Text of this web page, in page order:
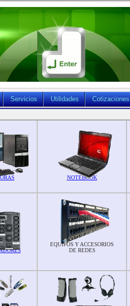
Servicios Utilidades Cotizaciones
NOTEBOOK
EQUIPOS Y ACCESORIOS
DE REDES